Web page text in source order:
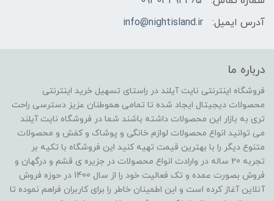
آدرس ایمیل:
info@nightisland.ir
درباره ما
فروشگاه اینترنتی نایت آیلند در راستای تسهیل خرید اینترنتی
محصولات دیجیتال ایجاد شده تا تمامی هموطنان عزیز دسترسی راحت
تری به بازار این محصولات داشته باشند شما در فروشگاه نایت آیلند
می توانید انواع محصولات لوازم خانگی و پوشاک و کفش و محصولات
متنوع دیگر را با بهترین قیمت تهیه کنید این فروشگاه با تکیه بر
تجربه 20 ساله در وارادت انواع محصولات در جزیره ی قشم و درگهان و
فروش بصورت عمده و تک فعالیت خود را از سال 1400 در حوزه فروش
آنلاین آغاز کرده است و این اطمینان خاطر را برای کاربران فراهم نموده تا